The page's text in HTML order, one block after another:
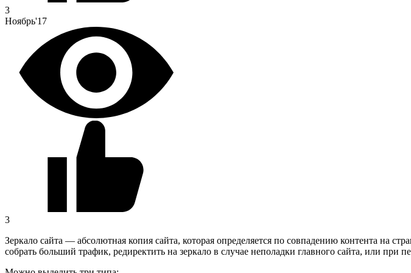
3
Ноябрь'17
3
Зеркало сайта — абсолютная копия сайта, которая определяется по совпадению контента на
собрать больший трафик, редиректить на зеркало в случае неполадки главного сайта, или при